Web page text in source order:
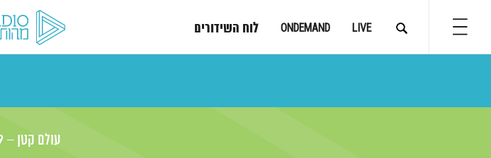
LIVE
ONDEMAND לוח השידורים
עולם קטן – 18.2.19